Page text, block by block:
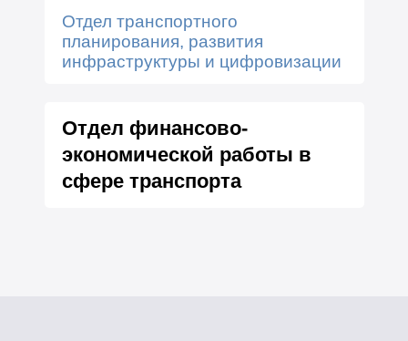
Отдел транспортного
планирования, развития
инфраструктуры и цифровизации
Отдел финансово-
экономической работы в
сфере транспорта